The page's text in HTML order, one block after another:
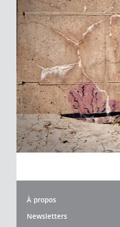
À propos
Newsletters